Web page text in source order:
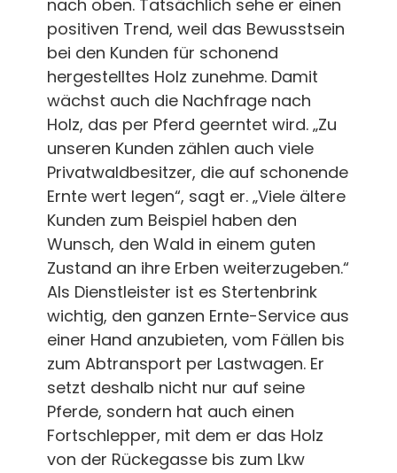
nach oben. Tatsächlich sehe er einen
positiven Trend, weil das Bewusstsein
bei den Kunden für schonend
hergestelltes Holz zunehme. Damit
wächst auch die Nachfrage nach
Holz, das per Pferd geerntet wird. „Zu
unseren Kunden zählen auch viele
Privatwaldbesitzer, die auf schonende
Ernte wert legen“, sagt er. „Viele ältere
Kunden zum Beispiel haben den
Wunsch, den Wald in einem guten
Zustand an ihre Erben weiterzugeben.“
Als Dienstleister ist es Stertenbrink
wichtig, den ganzen Ernte-Service aus
einer Hand anzubieten, vom Fällen bis
zum Abtransport per Lastwagen. Er
setzt deshalb nicht nur auf seine
Pferde, sondern hat auch einen
Fortschlepper, mit dem er das Holz
von der Rückegasse bis zum Lkw